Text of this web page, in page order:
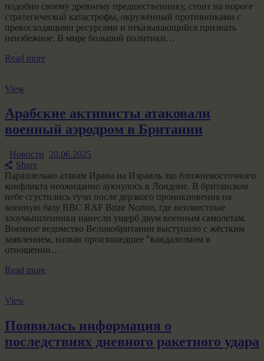
подобно своему древнему предшественнику, стоит на пороге
стратегической катастрофы, окружённый противниками с
превосходящими ресурсами и отказывающийся признать
неизбежное. В мире большой политики…
Read more
View
Арабские активисты атаковали
военный аэродром в Британии
Новости 20.06.2025
Share
Параллельно атакам Ирана на Израиль эхо ближневосточного
конфликта неожиданно аукнулось в Лондоне. В британском
небе сгустились тучи после дерзкого проникновения на
военную базу ВВС RAF Brize Norton, где неизвестные
злоумышленники нанесли ущерб двум военным самолетам.
Военное ведомство Великобритании выступило с жёстким
заявлением, назвав произошедшее "вандализмом в
отношении…
Read more
View
Появилась информация о
последствиях дневного ракетного удара